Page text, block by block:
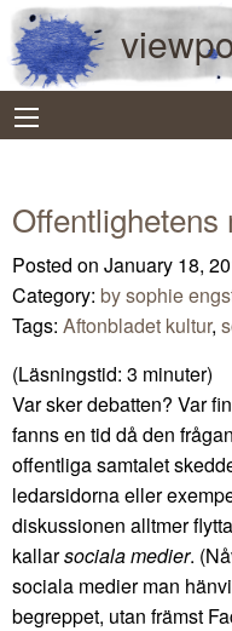
Offentlighetens
Posted on January 18,
Category: by sophie
Tags: Aftonbladet kultur,
(Läsningstid: 3 minuter)
Var sker debatten? Var
fanns en tid då den
offentliga samtalet
ledarsidorna eller
diskussionen alltmer
kallarsociala medier.
sociala medier man
begreppet, utan främst